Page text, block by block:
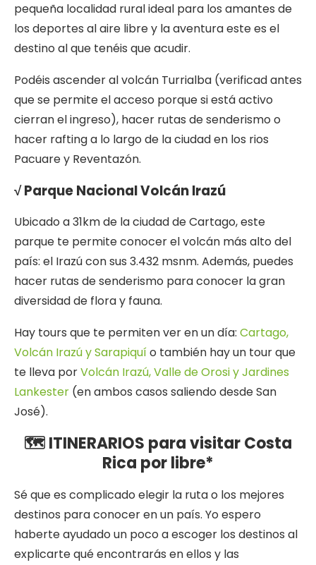
pequeña localidad rural ideal para los amantes de
los deportes al aire libre y la aventura este es el
destino al que tenéis que acudir.
Podéis ascender al volcán Turrialba (verificad antes
que se permite el acceso porque si está activo
cierran el ingreso), hacer rutas de senderismo o
hacer rafting a lo largo de la ciudad en los rios
Pacuare y Reventazón.
√ Parque Nacional Volcán Irazú
Ubicado a 31km de la ciudad de Cartago, este
parque te permite conocer el volcán más alto del
país: el Irazú con sus 3.432 msnm. Además, puedes
hacer rutas de senderismo para conocer la gran
diversidad de flora y fauna.
Hay tours que te permiten ver en un día: Cartago,
Volcán Irazú y Sarapiquío también hay un tour que
te lleva porVolcán Irazú, Valle de Orosi y Jardines
Lankester (en ambos casos saliendo desde San
José).
🗺 ITINERARIOS para visitar Costa
Rica por libre*
Sé que es complicado elegir la ruta o los mejores
destinos para conocer en un país. Yo espero
haberte ayudado un poco a escoger los destinos al
explicarte qué encontrarás en ellos y las